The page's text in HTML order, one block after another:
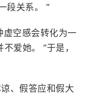
段关系。 ”
空感会转化为一
爱她。 ”于是，
、假答应和假大